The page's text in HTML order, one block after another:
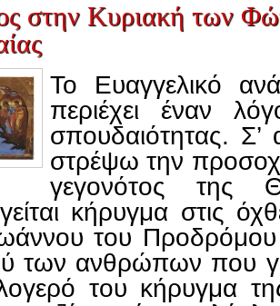
στην Κυριακή των
Το Ευαγγελικό
περιέχει έναν
σπουδαιότητας.
στρέψω την
γεγονότος της
κήρυγμα στις
του Προδρόμου
των ανθρώπων που
του κήρυγμα